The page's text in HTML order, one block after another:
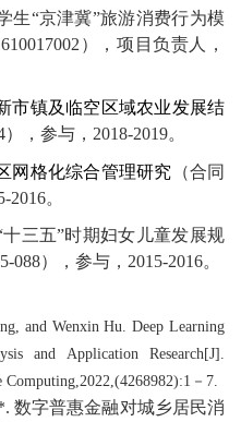
生“京津冀”旅游消费行为模
） ， 项目负责人，
市镇及临空区域农业发展结
） ， 参与， 2018-2019。
网格化综合管理研究 （合同
2016。
十三五”时期妇女儿童发展规
088） ， 参与， 2015-2016。
and Wenxin Hu. Deep Learning
and Application Research[J].
－7.
.数字普惠金融对城乡居民消